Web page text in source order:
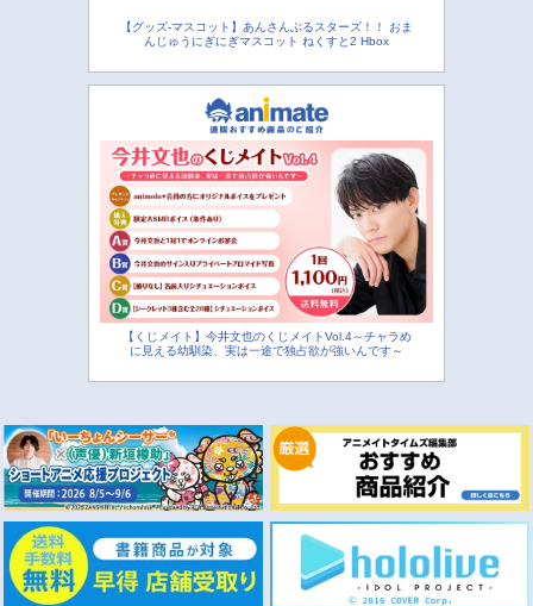
【グッズ-マスコット】あんさんぶるスターズ！！ おま
んじゅうにぎにぎマスコット ねくすと2 Hbox
【くじメイト】今井文也のくじメイトVol.4～チャラめ
に見える幼馴染、実は一途で独占欲が強いんです～